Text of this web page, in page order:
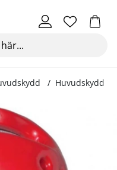
Huvudskydd
hjälm, röd